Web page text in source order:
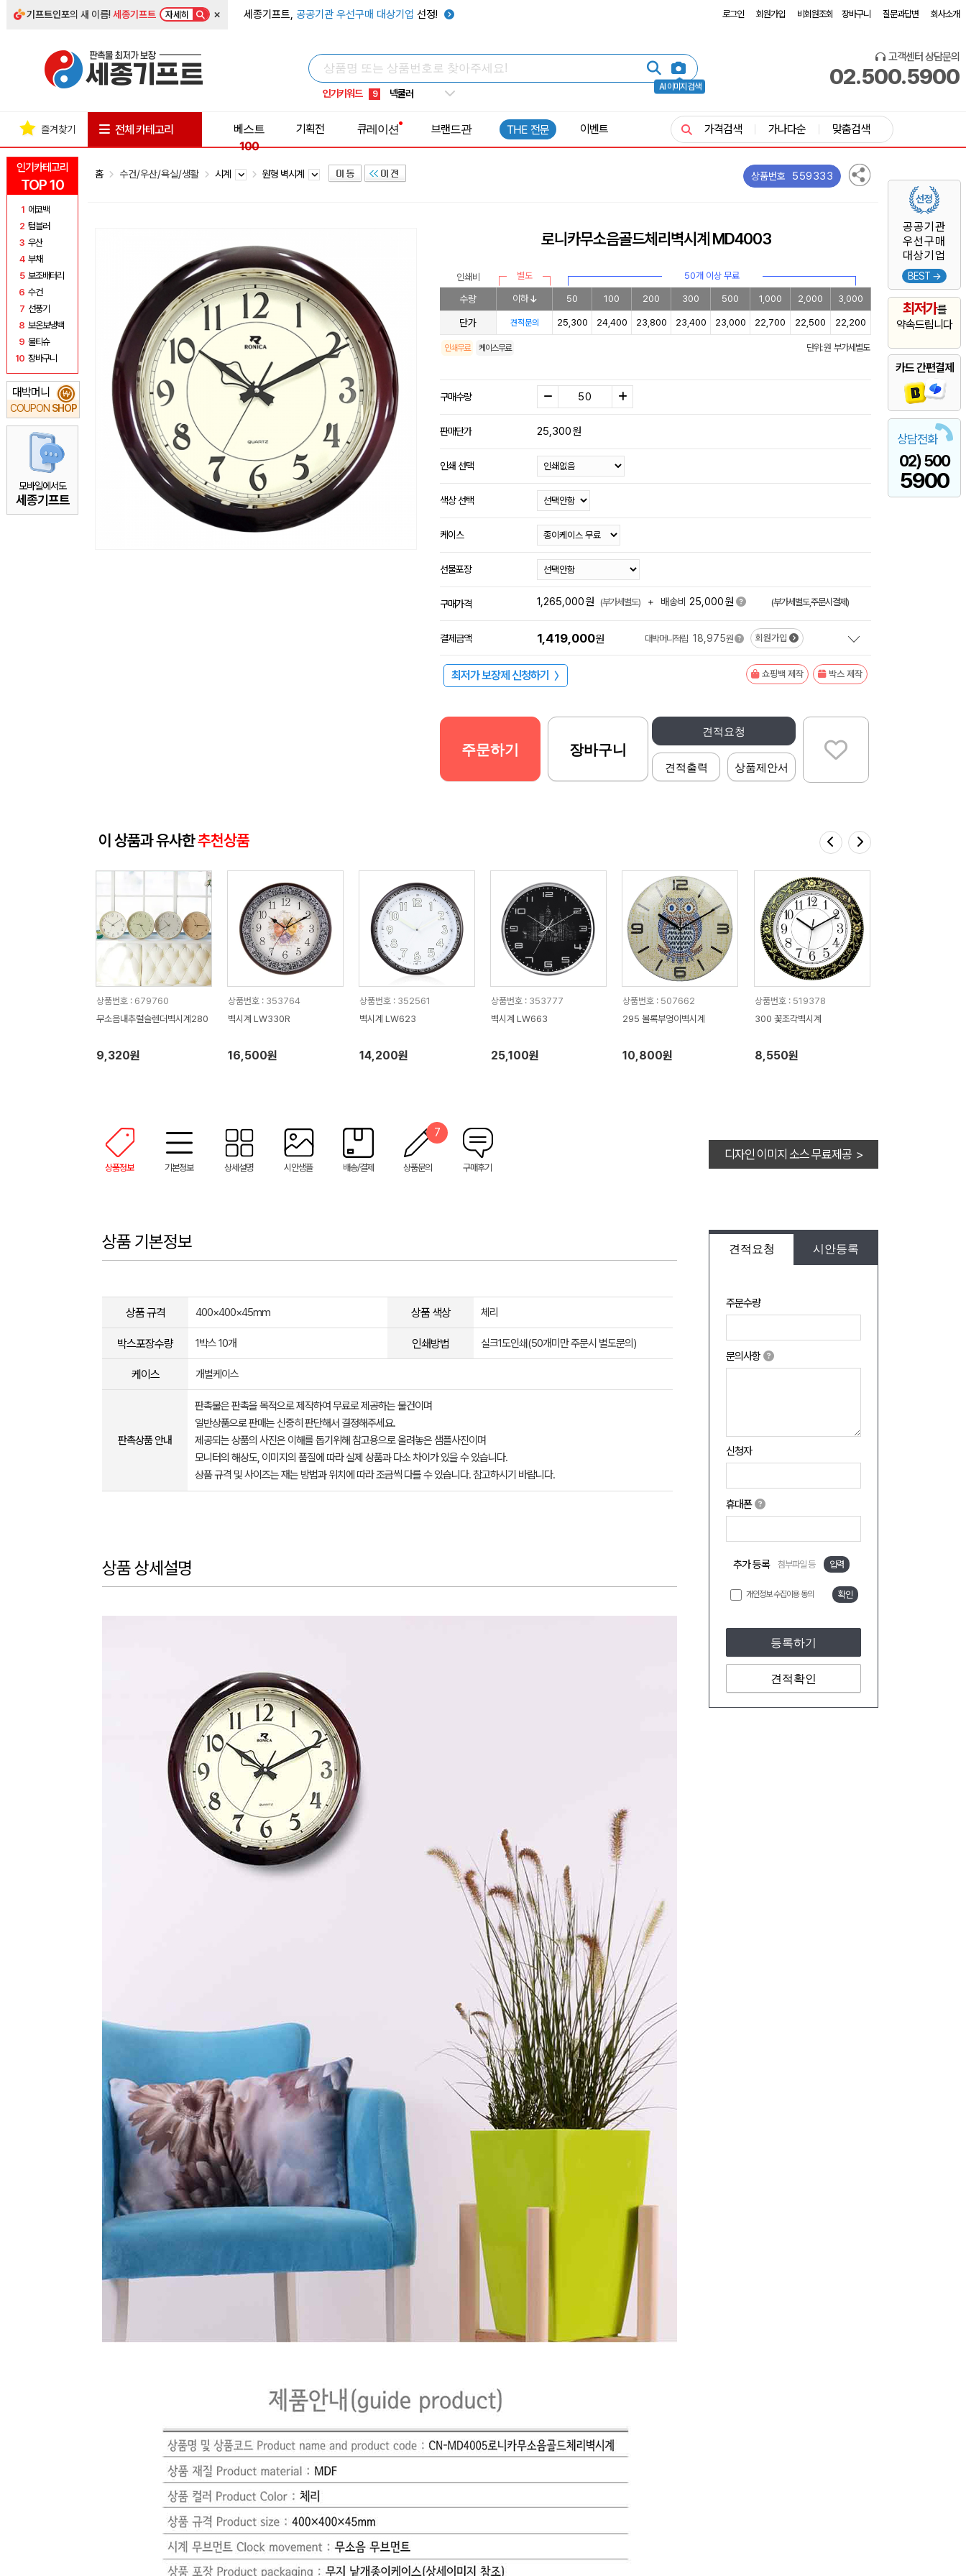
기프트인포의 새 이름!세종기프트 자세히 × 세종기프트, 공공기관 우선구매 대상기업 선정! 로그인 회원가입 비회원조회 장바구니 질문과답변 회사소개
AI 이미지 검색
인기키워드
5 키캡
8 쿨토시
9 넥쿨러
1 선풍기
고객센터 상담문의
02.500.5900
인기카테고리
TOP 10
1 에코백
2 텀블러
3 우산
4 부채
5 보조배터리
6 수건
7 선풍기
8 보온보냉백
9 물티슈
10 장바구니
대박머니
COUPON SHOP
₩
모바일에서도
세종기프트
공공기관
우선구매
대상기업
BEST →
최저가를
약속드립니다
카드 간편결제
상담전화
02) 500
5900
즐겨찾기 전체 카테고리
베스트
100
기획전 큐레이션 브랜드관 THE 전문 이벤트 가격검색 가나다순 맞춤검색
홈 수건/우산/욕실/생활 시계 원형 벽시계 상품번호 559333
로니카무소음골드체리벽시계 MD4003
인쇄비 별도 50개 이상 무료
수량 이하 50 100 200 300 500 1,000 2,000 3,000
단가 견적문의 25,300 24,400 23,800 23,400 23,000 22,700 22,500 22,200
인쇄무료 케이스무료 단위: 원 부가세별도
구매수량
판매단가 25,300원
인쇄 선택
색상 선택
케이스
선물포장
구매가격 1,265,000원 (부가세별도) + 배송비 25,000원 (부가세별도,주문시결제)
결제금액 1,419,000원 대박머니적립 18,975원 회원가입
최저가 보장제 신청하기 〉 쇼핑백 제작 박스 제작
견적요청
견적출력 상품제안서
주문하기 장바구니
이 상품과 유사한추천상품
상품번호 : 679760
무소음내추럴슬렌더벽시계280
9,320원
상품번호 : 353764
벽시계 LW330R
16,500원
상품번호 : 352561
벽시계 LW623
14,200원
상품번호 : 353777
벽시계 LW663
25,100원
상품번호 : 507662
295 볼록부엉이벽시계
10,800원
상품번호 : 519378
300 꽃조각벽시계
8,550원
상품정보 기본정보 상세설명 시안샘플 배송/결제 상품문의
7
구매후기
디자인 이미지 소스 무료제공 >
견적요청 시안등록
주문수량
문의사항
신청자
휴대폰
추가 등록 첨부파일 등 입력
개인정보 수집이용 동의 확인
등록하기
견적확인
상품 기본정보
상품 규격 400×400×45mm 상품 색상 체리
박스포장수량 1박스 10개 인쇄방법 실크1도인쇄(50개미만 주문시 별도문의)
케이스 개별케이스
판촉상품 안내
판촉물은 판촉을 목적으로 제작하여 무료로 제공하는 물건이며
일반상품으로 판매는 신중히 판단해서 결정해주세요.
제공되는 상품의 사진은 이해를 돕기위해 참고용으로 올려놓은 샘플사진이며
모니터의 해상도, 이미지의 품질에 따라 실제 상품과 다소 차이가 있을 수 있습니다.
상품 규격 및 사이즈는 재는 방법과 위치에 따라 조금씩 다를 수 있습니다. 참고하시기 바랍니다.
상품 상세설명